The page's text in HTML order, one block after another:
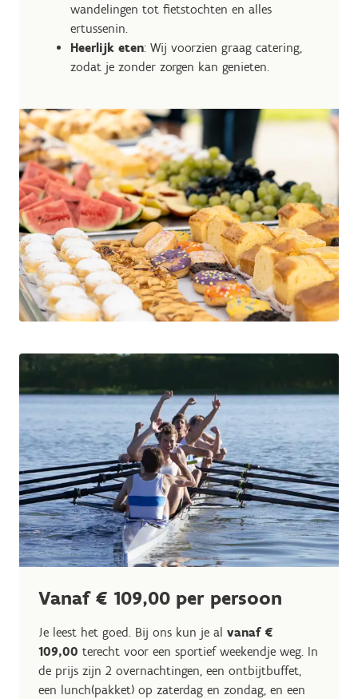
wandelingen tot fietstochten en alles
ertussenin.
Heerlijk eten: Wij voorzien graag catering,
zodat je zonder zorgen kan genieten.
Vanaf € 109,00 per persoon
Je leest het goed. Bij ons kun je al vanaf €
109,00 terecht voor een sportief weekendje weg. In
de prijs zijn 2 overnachtingen, een ontbijtbuffet,
een lunch(pakket) op zaterdag en zondag, en een